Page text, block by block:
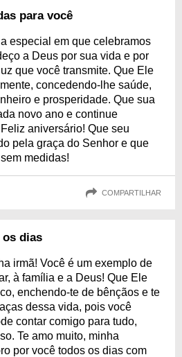
para você
especial em que celebramos
a Deus por sua vida e por
que você transmite. Que Ele
concedendo-lhe saúde,
e prosperidade. Que sua
novo ano e continue
aniversário! Que seu
pela graça do Senhor e que
medidas!
COMPARTILHAR
dias
irmã! Você é um exemplo de
à família e a Deus! Que Ele
enchendo-te de bênçãos e te
dessa vida, pois você
contar comigo para tudo,
Te amo muito, minha
por você todos os dias com